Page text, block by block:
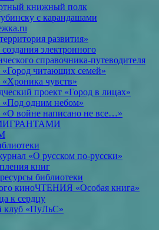
книжный полк
с карандашами
развития»
электронного
справочника-путеводителя
«Город читающих семей»
чувств»
проект «Город в лицах»
«Под одним небом»
«О войне написано не все…»
«О русском по-русски»
книг
библиотеки
киноЧТЕНИЯ «Особая книга»
к сердцу
«ПуЛьС»